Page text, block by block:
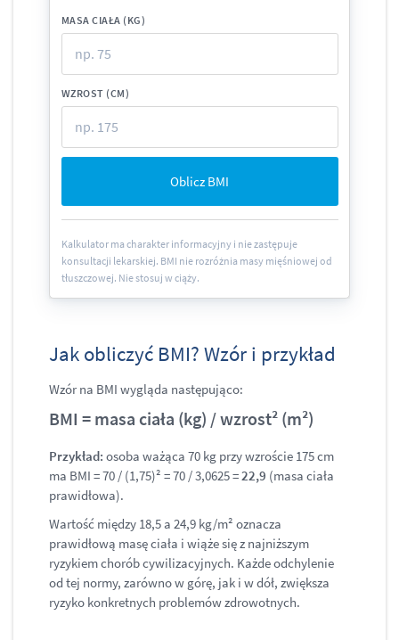
MASA CIAŁA (KG)
WZROST (CM)
Oblicz BMI
Kalkulator ma charakter informacyjny i nie zastępuje
konsultacji lekarskiej. BMI nie rozróżnia masy mięśniowej od
tłuszczowej. Nie stosuj w ciąży.
Jak obliczyć BMI? Wzór i przykład
Wzór na BMI wygląda następująco:
BMI = masa ciała (kg) / wzrost² (m²)
Przykład: osoba ważąca 70 kg przy wzroście 175 cm
ma BMI = 70 / (1,75)² = 70 / 3,0625 =22,9 (masa ciała
prawidłowa).
Wartość między 18,5 a 24,9 kg/m² oznacza
prawidłową masę ciała i wiąże się z najniższym
ryzykiem chorób cywilizacyjnych. Każde odchylenie
od tej normy, zarówno w górę, jak i w dół, zwiększa
ryzyko konkretnych problemów zdrowotnych.